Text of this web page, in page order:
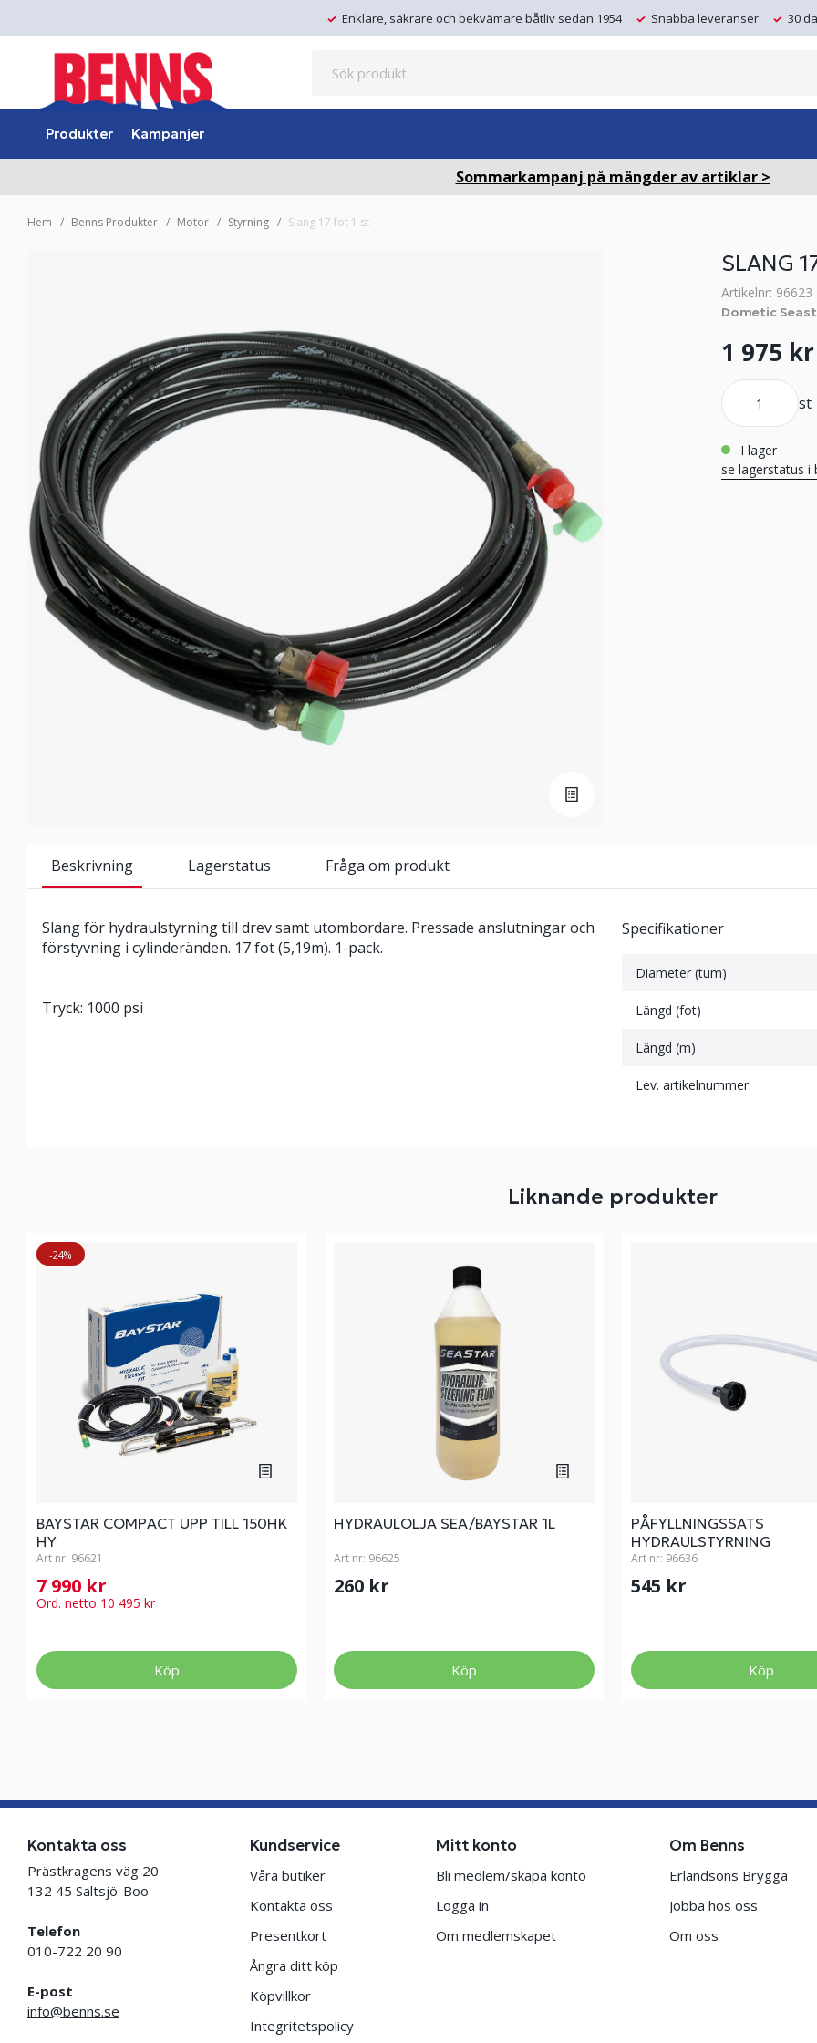
Enklare, säkrare och bekvämare båtliv sedan 1954 Snabba leveranser 30
Produkter Kampanjer
Sommarkampanj på mängder av artiklar >
Hem Benns Produkter Motor Styrning Slang 17 fot 1 st
SLANG
Artikelnr: 96623
Dometic
1 975 kr
st
i lager
se lagerstatus i
Beskrivning Lagerstatus Fråga om produkt
Slang för hydraulstyrning till drev samt utombordare. Pressade anslutningar och
förstyvning i cylinderänden. 17 fot (5,19m). 1-pack.
Tryck: 1000 psi
Specifikationer
Diameter (tum)
Längd (fot)
Längd (m)
Lev. artikelnummer
Liknande produkter
-24%
BAYSTAR COMPACT UPP TILL 150HK
HY
Art nr: 96621
7 990 kr
Ord. netto 10 495 kr
Köp
HYDRAULOLJA SEA/BAYSTAR 1L
Art nr: 96625
260 kr
Köp
PÅFYLLNINGSSATS
HYDRAULSTYRNING
Art nr: 96636
545 kr
Köp
Kontakta oss
Prästkragens väg 20
132 45 Saltsjö-Boo
Telefon
010-722 20 90
E-post
info@benns.se
Kundservice
Våra butiker
Kontakta oss
Presentkort
Ångra ditt köp
Köpvillkor
Integritetspolicy
Mitt konto
Bli medlem/skapa konto
Logga in
Om medlemskapet
Om Benns
Erlandsons Brygga
Jobba hos oss
Om oss